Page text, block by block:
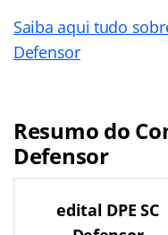
Saiba aqui tudo
Defensor
Resumo do
Defensor
edital DPE SC